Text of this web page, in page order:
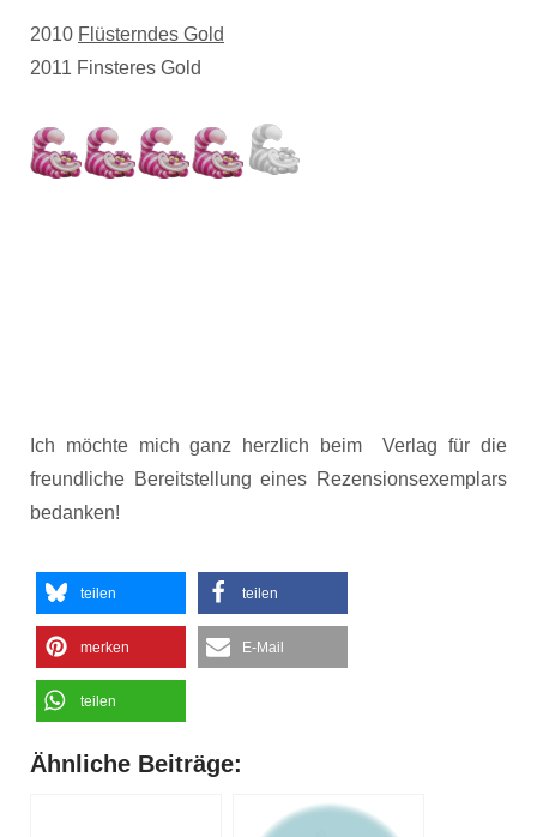
2010 Flüsterndes Gold
2011 Finsteres Gold
Ich möchte mich ganz herzlich beim
Verlag für die
freundliche Bereitstellung eines Rezensionsexemplars
bedanken!
teilen teilen
merken E-Mail
teilen
Ähnliche Beiträge: